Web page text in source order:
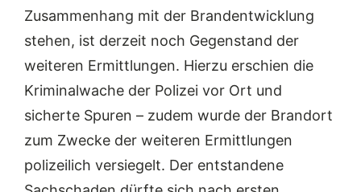
Zusammenhang mit der Brandentwicklung
stehen, ist derzeit noch Gegenstand der
weiteren Ermittlungen. Hierzu erschien die
Kriminalwache der Polizei vor Ort und
sicherte Spuren – zudem wurde der Brandort
zum Zwecke der weiteren Ermittlungen
polizeilich versiegelt. Der entstandene